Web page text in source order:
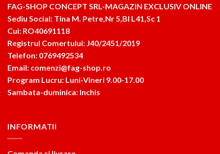
FAG-SHOP CONCEPT SRL-MAGAZIN EXCLUSIV ONLINE
Sediu Social: Tina M. Petre,Nr 5,Bl L41,Sc 1
Cui: RO40691118
Registrul Comertului: J40/2451/2019
Telefon: 0769492534
Email: comenzi@fag-shop.ro
Program Lucru: Luni-Vineri 9.00-17.00
Sambata-duminica: Inchis
INFORMATII